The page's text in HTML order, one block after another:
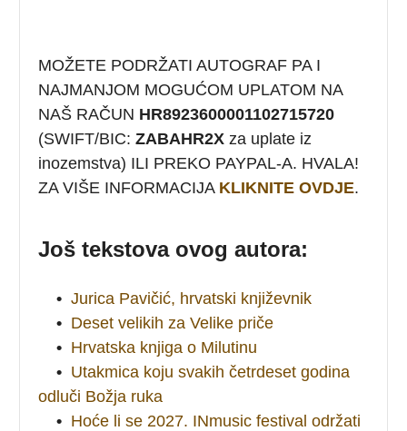
MOŽETE PODRŽATI AUTOGRAF PA I
NAJMANJOM MOGUĆOM UPLATOM NA
NAŠ RAČUN HR8923600001102715720
(SWIFT/BIC: ZABAHR2X za uplate iz
inozemstva) ILI PREKO PAYPAL-A. HVALA!
ZA VIŠE INFORMACIJA KLIKNITE OVDJE.
Još tekstova ovog autora:
• Jurica Pavičić, hrvatski književnik
• Deset velikih za Velike priče
• Hrvatska knjiga o Milutinu
• Utakmica koju svakih četrdeset godina
odluči Božja ruka
• Hoće li se 2027. INmusic festival održati